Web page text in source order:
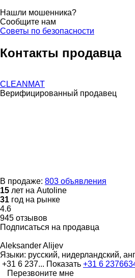
Нашли мошенника?
Сообщите нам
Советы по безопасности
Контакты продавца
CLEANMAT
Верифицированный продавец
В продаже: 803 объявления
15 лет на Autoline
31 год на рынке
4.6
945 отзывов
Подписаться на продавца
Aleksander Alijev
Языки: русский, нидерландский,
+31 6 237... Показать +31 6
Перезвоните мне